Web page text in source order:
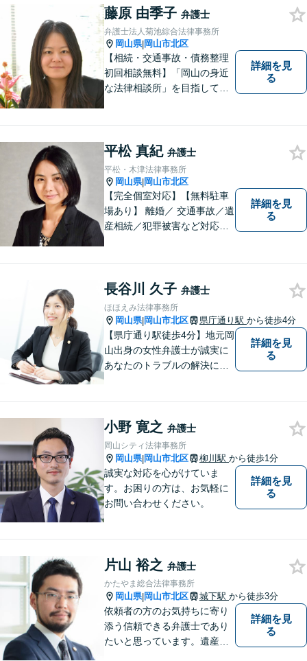
藤原 由季子 弁護士
弁護士法人菊池綜合法律事務所
岡山県|岡山市北区
【相続・交通事故・債務整理
初回相談無料】「岡山の身近
な法律相談所」を目指してい
んなささいなことでも構いま
せん。お気軽にご相談くださ
い。【土曜日も受付可能】
【専用駐車場あり】
詳細を見
る
平松 真紀 弁護士
平松・木津法律事務所
岡山県|岡山市北区
【完全個室対応】【無料駐車
場あり】 離婚／ 交通事故／遺
産相続／犯罪被害など対応可
詳細を見
る
長谷川 久子 弁護士
ほほえみ法律事務所
岡山県|岡山市北区 県庁通り駅 から徒歩4分
【県庁通り駅徒歩4分】地元岡
山出身の女性弁護士が誠実に
あなたのトラブルの解決に向
詳細を見
る
小野 寛之 弁護士
岡山シティ法律事務所
岡山県|岡山市北区 柳川駅 から徒歩1分
誠実な対応を心がけていま
す。お困りの方は、お気軽に
お問い合わせください。
詳細を見
る
片山 裕之 弁護士
かたやま総合法律事務所
岡山県|岡山市北区 城下駅 から徒歩3分
依頼者の方のお気持ちに寄り
添う信頼できる弁護士であり
たいと思っています。遺産分
詳細を見
る